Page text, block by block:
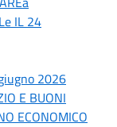
IL 24
2026
E BUONI
ECONOMICO